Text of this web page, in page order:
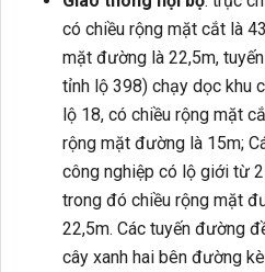
có chiều rộng mặt cắt là
mặt đường là 22,5m,
tỉnh lộ 398) chạy dọc khu
lộ 18, có chiều rộng mặt
rộng mặt đường là 15m;
công nghiệp có lộ giới từ
trong đó chiều rộng mặt
22,5m. Các tuyến đường
cây xanh hai bên đường